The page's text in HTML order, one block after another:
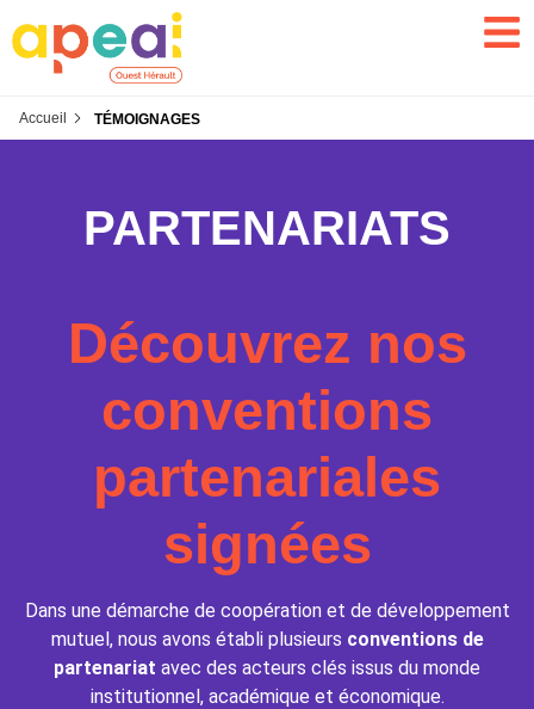
Accueil TÉMOIGNAGES
PARTENARIATS
Découvrez nos
conventions
partenariales
signées
Dans une démarche de coopération et de développement
mutuel, nous avons établi plusieurs conventions de
partenariat avec des acteurs clés issus du monde
institutionnel, académique et économique.